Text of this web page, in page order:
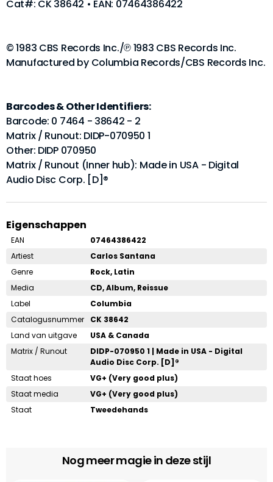
Cat#: CK 38642 • EAN: 07464386422
© 1983 CBS Records Inc./℗ 1983 CBS Records Inc.
Manufactured by Columbia Records/CBS Records Inc.
Barcodes & Other Identifiers:
Barcode: 0 7464 - 38642 - 2
Matrix / Runout: DIDP-070950 1
Other: DIDP 070950
Matrix / Runout (Inner hub): Made in USA - Digital
Audio Disc Corp. [D]®
Eigenschappen
EAN
07464386422
Artiest
Carlos Santana
Genre
Rock, Latin
Media
CD, Album, Reissue
Label
Columbia
Catalogusnummer
CK 38642
Land van uitgave
USA & Canada
Matrix / Runout
DIDP-070950 1 | Made in USA - Digital
Audio Disc Corp. [D]®
Staat hoes
VG+ (Very good plus)
Staat media
VG+ (Very good plus)
Staat
Tweedehands
Nog meer magie in deze stijl